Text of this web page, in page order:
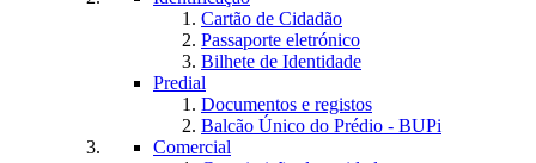
Cartão de Cidadão
Passaporte eletrónico
Bilhete de Identidade
Predial
Documentos e registos
Balcão Único do Prédio - BUPi
Comercial